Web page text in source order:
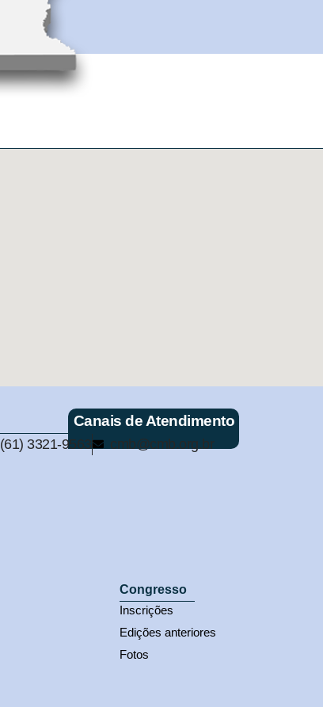
Canais de Atendimento
(61) 3321-9563 cmb@cmb.org.br
Congresso
Inscrições
Edições anteriores
Fotos